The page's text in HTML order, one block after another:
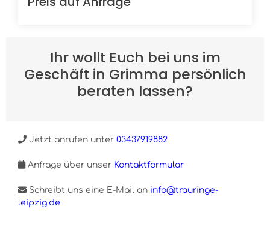
leicht bombiert (gewölbt) Ring außen: leicht
Ihr wollt Euch bei uns im
Geschäft in Grimma persönlich
beraten lassen?
Jetzt anrufen unter 03437919882
Anfrage über unser Kontaktformular
Schreibt uns eine E-Mail an info@trauringe-
leipzig.de